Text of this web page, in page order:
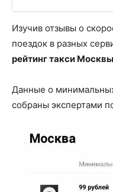
Изучив отзывы о
поездок в разных
рейтинг такси Москвы
Данные о
собраны экспертами